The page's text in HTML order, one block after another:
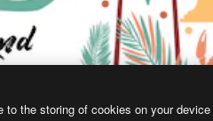
to the storing of cookies on your